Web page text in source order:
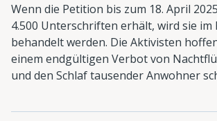
Wenn die Petition bis zum 18. April
4.500 Unterschriften erhält, wird sie im
behandelt werden. Die Aktivisten
einem endgültigen Verbot von
und den Schlaf tausender Anwohner